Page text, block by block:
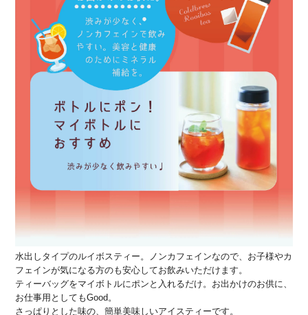
水出しタイプのルイボスティー。ノンカフェインなので、お子様やカ
フェインが気になる方のも安心してお飲みいただけます。
ティーバッグをマイボトルにポンと入れるだけ。お出かけのお供に、
お仕事用としてもGood。
さっぱりとした味の、簡単美味しいアイスティーです。